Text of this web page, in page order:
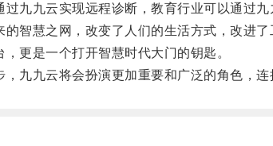
九云实现远程诊断，教育行业可以通过九
慧之网，改变了人们的生活方式，改进了
更是一个打开智慧时代大门的钥匙。
九云将会扮演更加重要和广泛的角色，连